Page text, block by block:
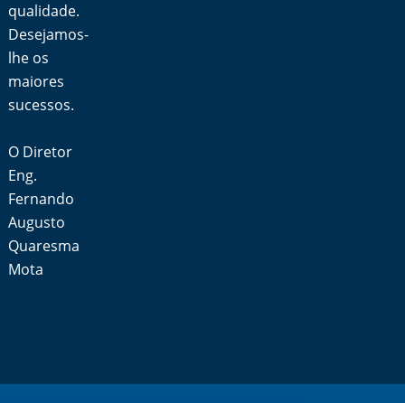
qualidade.
Desejamos-
lhe os
maiores
sucessos.
O Diretor
Eng.
Fernando
Augusto
Quaresma
Mota